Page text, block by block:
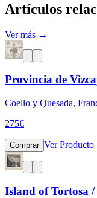
Artículos
Ver más →
Provincia de
Coello y Quesada,
275€
Comprar Ver Producto
Island of Tortosa